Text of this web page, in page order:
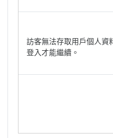
訪客無法存取用戶個人資
登入才能繼續。